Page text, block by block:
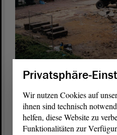
Während der Neugestaltung
Sachsen-Anhalt.
Information
Die angegebenen
Privatsphäre-
Wir nutzen Cookies auf
ihnen sind technisch
helfen, diese Website zu
Funktionalitäten zur